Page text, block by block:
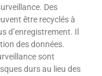
Des
être recyclés à
d’enregistrement. Il
des données.
sont
durs au lieu des